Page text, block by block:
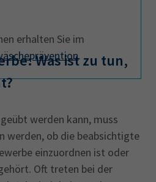
erhalten Sie im
.
Was ist zu tun,
werden kann, muss
werden, ob die beabsichtigte
einzuordnen ist oder
Oft treten bei der